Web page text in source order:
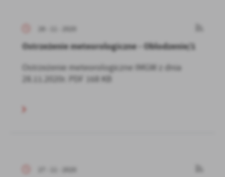
28 - 11 - 2020
Ostrzeżenie meteorologiczne - Oblodzenie/1
Ostrzeżenie meteorologiczne IMGW z dnia
28.11.2020r. PDF 168 KB